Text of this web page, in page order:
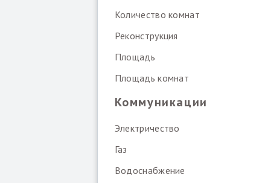
Количество комнат
Реконструкция
Площадь
Площадь комнат
Коммуникации
Электричество
Газ
Водоснабжение